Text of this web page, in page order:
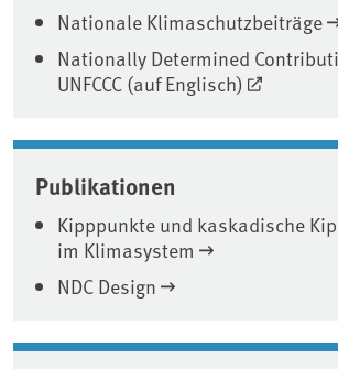
Nationale Klimaschutzbeiträge
Nationally Determined
UNFCCC (auf Englisch)
Publikationen
Kipppunkte und kaskadische
im Klimasystem
NDC Design